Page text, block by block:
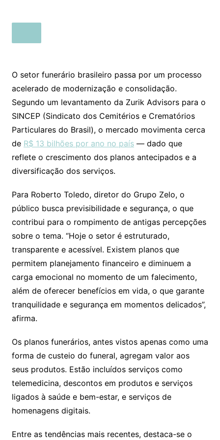
O setor funerário brasileiro passa por um processo
acelerado de modernização e consolidação.
Segundo um levantamento da Zurik Advisors para o
SINCEP (Sindicato dos Cemitérios e Crematórios
Particulares do Brasil), o mercado movimenta cerca
de R$ 13 bilhões por ano no país— dado que
reflete o crescimento dos planos antecipados e a
diversificação dos serviços.
Para Roberto Toledo, diretor do Grupo Zelo, o
público busca previsibilidade e segurança, o que
contribui para o rompimento de antigas percepções
sobre o tema. “Hoje o setor é estruturado,
transparente e acessível. Existem planos que
permitem planejamento financeiro e diminuem a
carga emocional no momento de um falecimento,
além de oferecer benefícios em vida, o que garante
tranquilidade e segurança em momentos delicados”,
afirma.
Os planos funerários, antes vistos apenas como uma
forma de custeio do funeral, agregam valor aos
seus produtos. Estão incluídos serviços como
telemedicina, descontos em produtos e serviços
ligados à saúde e bem-estar, e serviços de
homenagens digitais.
Entre as tendências mais recentes, destaca-se o